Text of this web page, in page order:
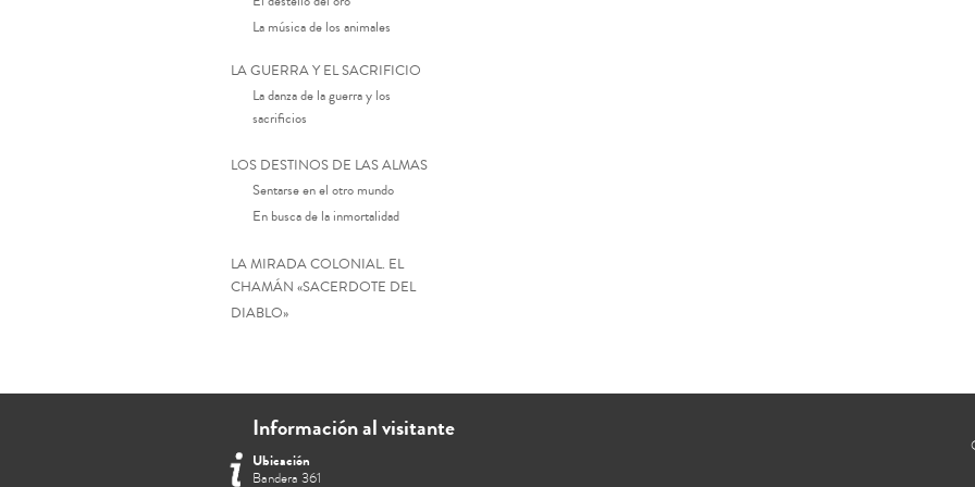
La música de los animales
LA GUERRA Y EL SACRIFICIO
La danza de la guerra y los
sacrificios
LOS DESTINOS DE LAS ALMAS
Sentarse en el otro mundo
En busca de la inmortalidad
LA MIRADA COLONIAL. EL
CHAMÁN «SACERDOTE DEL
DIABLO»
Información al visitante
Ubicación
Bandera 361